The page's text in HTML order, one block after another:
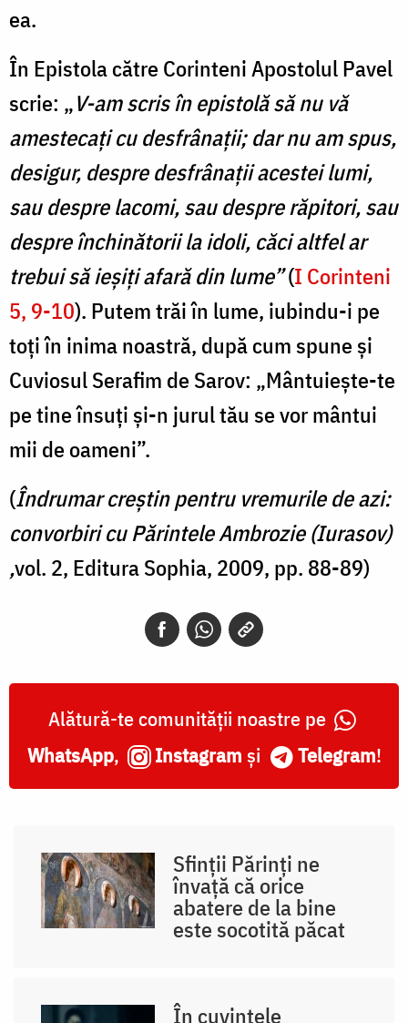
ea.
În Epistola către Corinteni Apostolul Pavel
scrie: „V-am scris în epistolă să nu vă
amestecați cu desfrânații; dar nu am spus,
desigur, despre desfrânații acestei lumi,
sau despre lacomi, sau despre răpitori, sau
despre închinătorii la idoli, căci altfel ar
trebui să ieșiți afară din lume”(I Corinteni
5, 9-10). Putem trăi în lume, iubindu-i pe
toți în inima noastră, după cum spune și
Cuviosul Serafim de Sarov: „Mântuiește-te
pe tine însuți și-n jurul tău se vor mântui
mii de oameni”.
(Îndrumar creștin pentru vremurile de azi:
convorbiri cu Părintele Ambrozie (Iurasov)
,vol. 2, Editura Sophia, 2009, pp. 88-89)
Alătură-te comunității noastre pe
WhatsApp, Instagram și Telegram!
Sfinții Părinți ne
învață că orice
abatere de la bine
este socotită păcat
În cuvintele